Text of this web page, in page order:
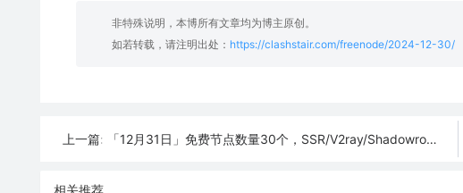
非特殊说明，本博所有文章均为博主原创。
如若转载，请注明出处： https://clashstair.com/freenode/2024-12-30/
上一篇: 「12月31日」免费节点数量30个，SSR/V2ray/Shadowrocket/Clash订阅链接
相关推荐